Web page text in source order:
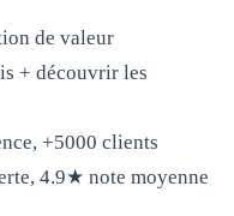
de valeur
+ découvrir les
+5000 clients
4.9★ note moyenne